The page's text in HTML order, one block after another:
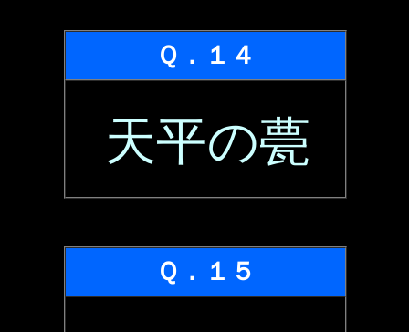
Ｑ．１４
天平の甍
Ｑ．１５